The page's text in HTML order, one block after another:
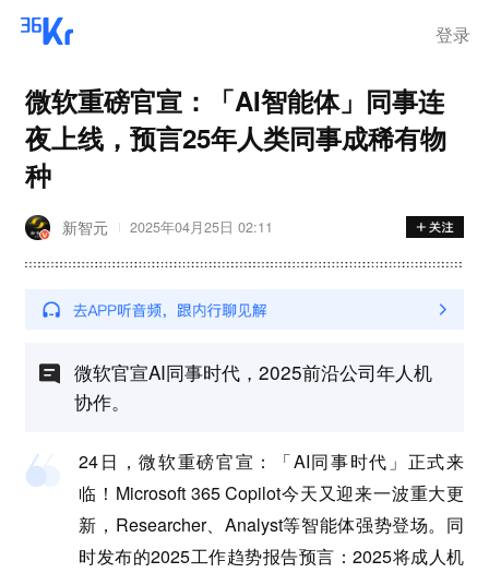
登录
微软重磅官宣：「AI智能体」同事连
夜上线，预言25年人类同事成稀有物
种
新智元 2025年04月25日 02:11
微软官宣AI同事时代，2025前沿公司年人机
协作。
24日，微软重磅官宣：「AI同事时代」正式来
临！Microsoft 365 Copilot今天又迎来一波重大更
新，Researcher、Analyst等智能体强势登场。同
时发布的2025工作趋势报告预言：2025将成人机